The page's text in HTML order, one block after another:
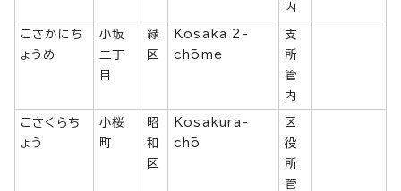
内
こさかにち
ょうめ
小坂
二丁
目
緑
区
Kosaka 2-
chōme
支
所
管
内
こさくらち
ょう
小桜
町
昭
和
区
Kosakura-
chō
区
役
所
管